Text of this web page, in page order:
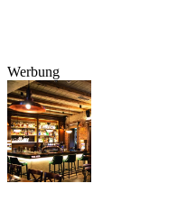
Werbung